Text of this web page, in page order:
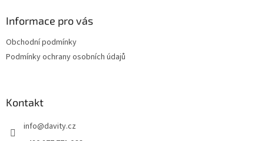
Informace pro vás
Obchodní podmínky
Podmínky ochrany osobních údajů
Kontakt
info@davity.cz